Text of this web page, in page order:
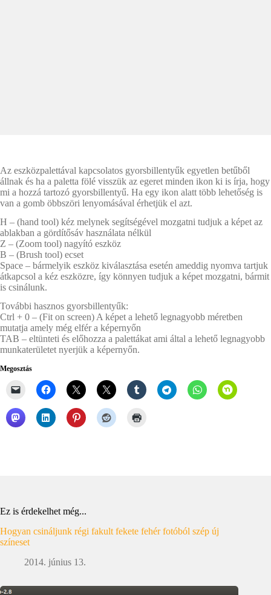
Az eszközpalettával kapcsolatos gyorsbillentyűk egyetlen betűből
állnak és ha a paletta fölé visszük az egeret minden ikon ki is írja, hogy
mi a hozzá tartozó gyorsbillentyű. Ha egy ikon alatt több lehetőség is
van a gomb öbbszöri lenyomásával érhetjük el azt.
H – (hand tool) kéz melynek segítségével mozgatni tudjuk a képet az
ablakban a gördítősáv használata nélkül
Z – (Zoom tool) nagyító eszköz
B – (Brush tool) ecset
Space – bármelyik eszköz kiválasztása esetén ameddig nyomva tartjuk
átkapcsol a kéz eszközre, így könnyen tudjuk a képet mozgatni, bármit
is csinálunk.
További hasznos gyorsbillentyűk:
Ctrl + 0 – (Fit on screen) A képet a lehető legnagyobb méretben
mutatja amely még elfér a képernyőn
TAB – eltünteti és előhozza a palettákat ami által a lehető legnagyobb
munkaterületet nyerjük a képernyőn.
Megosztás
Ez is érdekelhet még...
Hogyan csináljunk régi fakult fekete fehér fotóból szép új
színeset
2014. június 13.